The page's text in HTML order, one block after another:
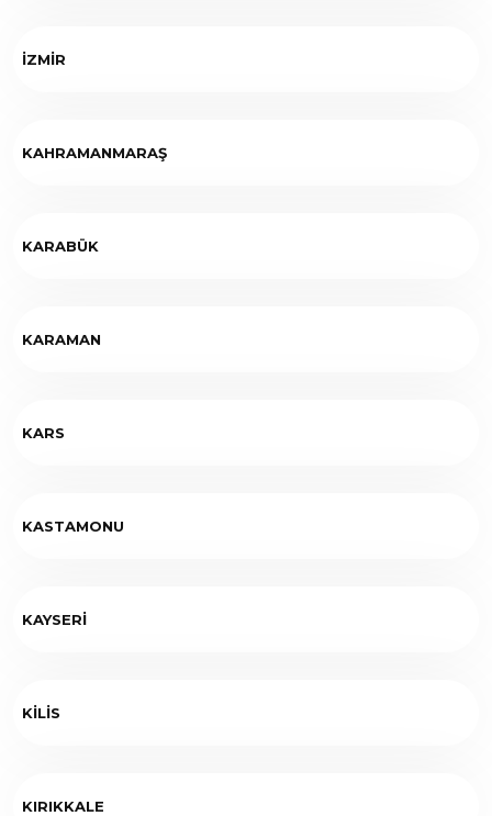
İZMİR
KAHRAMANMARAŞ
KARABÜK
KARAMAN
KARS
KASTAMONU
KAYSERİ
KİLİS
KIRIKKALE